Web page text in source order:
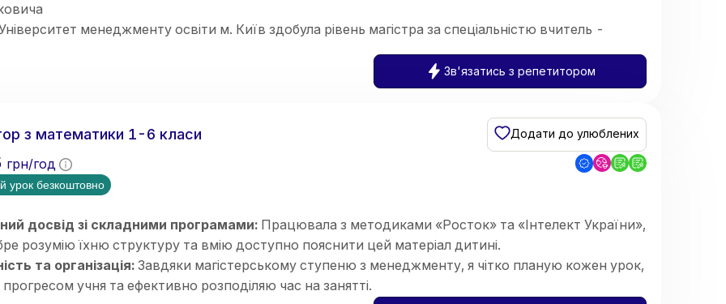
менеджменту освіти м. Київ здобула рівень магістра за спеціальністю вчитель -
Зв'язатись з репетитором
з математики 1-6 класи Додати до улюблених
грн/год
урок безкоштовно
досвід зі складними програмами: Працювала з методиками «Росток» та «Інтелект України»,
розумію їхню структуру та вмію доступно пояснити цей матеріал дитині.
та організація:Завдяки магістерському ступеню з менеджменту, я чітко планую кожен урок,
учня та ефективно розподіляю час на занятті.